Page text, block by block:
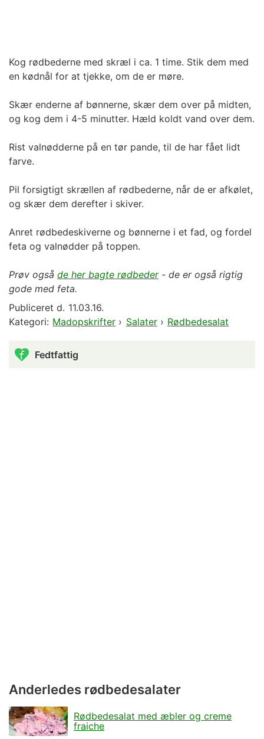
Kog rødbederne med skræl i ca. 1 time. Stik dem med
en kødnål for at tjekke, om de er møre.
Skær enderne af bønnerne, skær dem over på midten,
og kog dem i 4-5 minutter. Hæld koldt vand over dem.
Rist valnødderne på en tør pande, til de har fået lidt
farve.
Pil forsigtigt skrællen af rødbederne, når de er afkølet,
og skær dem derefter i skiver.
Anret rødbedeskiverne og bønnerne i et fad, og fordel
feta og valnødder på toppen.
Prøv også de her bagte rødbeder- de er også rigtig
gode med feta.
Publiceret d. 11.03.16.
Kategori: Madopskrifter › Salater› Rødbedesalat
Fedtfattig
Anderledes rødbedesalater
Rødbedesalat med æbler og creme
fraiche